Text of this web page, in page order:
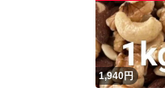
1,940円